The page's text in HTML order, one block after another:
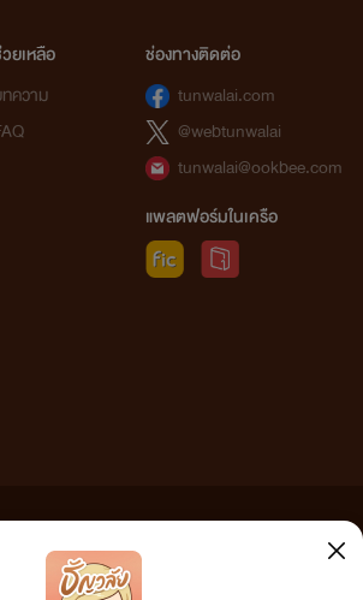
ยเหลือ
ความ
ช่องทางติดต่อ
tunwalai.com
@webtunwalai
tunwalai@ookbee.com
แพลตฟอร์มในเครือ
ขอรับผิดชอบต่อข้อความใดๆ ทั้งสิ้น ดังนั้นผู้อ่านทุกท่านโปรดใช้
นเอง และหากท่านพบข้อความใดๆ ที่ขัดต่อกฎหมายและศีลธรรม